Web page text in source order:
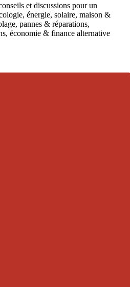
et discussions pour un
énergie, solaire, maison &
pannes & réparations,
économie & finance alternative